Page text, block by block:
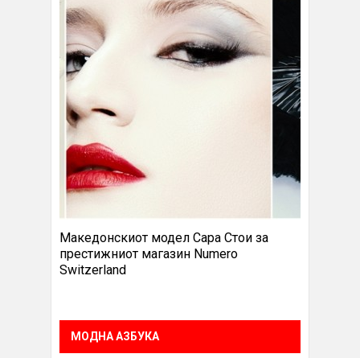
Македонскиот модел Сара Стои за
престижниот магазин Numero
Switzerland
МОДНА АЗБУКА